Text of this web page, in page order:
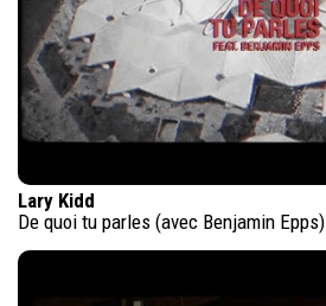
Lary Kidd
De quoi tu parles (avec Benjamin Epps)